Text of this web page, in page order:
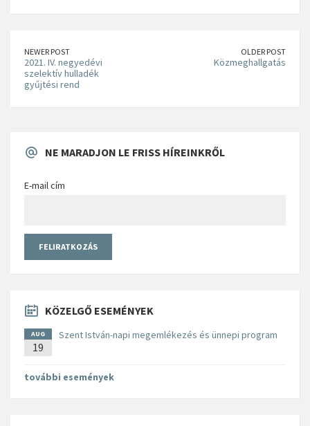
NEWER POST
2021. IV. negyedévi
szelektív hulladék
gyűjtési rend
OLDER POST
Közmeghallgatás
NE MARADJON LE FRISS HÍREINKRŐL
E-mail cím
KÖZELGŐ ESEMÉNYEK
AUG
19
Szent István-napi megemlékezés és ünnepi program
további események